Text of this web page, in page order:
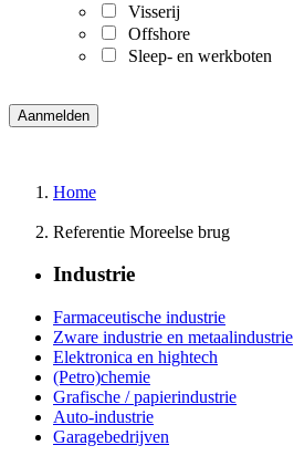
Visserij
Offshore
Sleep- en werkboten
Home
Referentie Moreelse brug
Industrie
Farmaceutische industrie
Zware industrie en metaalindustrie
Elektronica en hightech
(Petro)chemie
Grafische / papierindustrie
Auto-industrie
Garagebedrijven